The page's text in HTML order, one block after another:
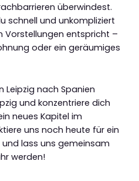
überwindest.
schnell und unkompliziert
Vorstellungen entspricht –
oder ein geräumiges
Leipzig nach Spanien
und konzentriere dich
neues Kapitel im
uns noch heute für ein
lass uns gemeinsam
werden!